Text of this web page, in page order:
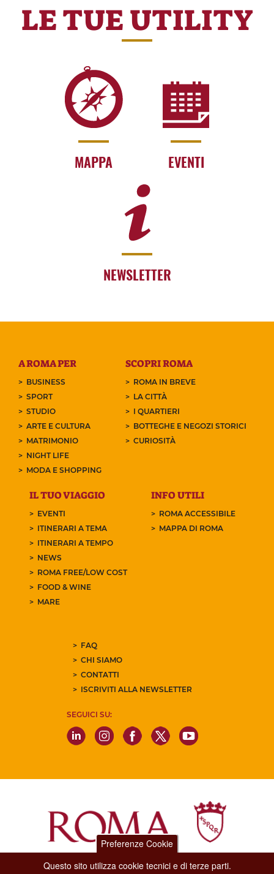
LE TUE UTILITY
MAPPA EVENTI
NEWSLETTER
A ROMA PER
BUSINESS
SPORT
STUDIO
ARTE E CULTURA
MATRIMONIO
NIGHT LIFE
MODA E SHOPPING
SCOPRI ROMA
ROMA IN BREVE
LA CITTÀ
I QUARTIERI
BOTTEGHE E NEGOZI STORICI
CURIOSITÀ
IL TUO VIAGGIO
EVENTI
ITINERARI A TEMA
ITINERARI A TEMPO
NEWS
ROMA FREE/LOW COST
FOOD & WINE
MARE
INFO UTILI
ROMA ACCESSIBILE
MAPPA DI ROMA
FAQ
CHI SIAMO
CONTATTI
ISCRIVITI ALLA NEWSLETTER
SEGUICI SU:
Preferenze Cookie
Questo sito utilizza cookie tecnici e di terze parti.